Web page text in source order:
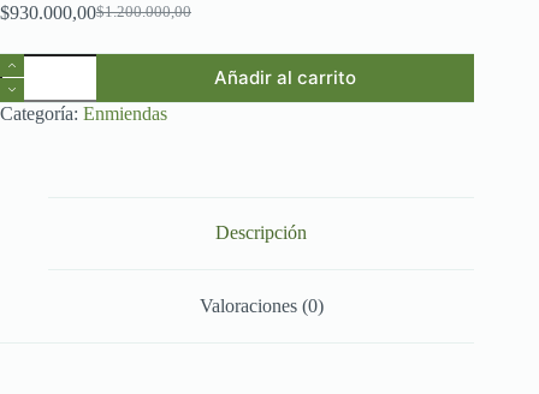
$1.200.000,00
El
$1.200.000,00.
$930.000,00El
$930.000,00.
05
-
Promocion
10+1
Añadir al carrito
Categoría: Enmiendas
Descripción
Valoraciones (0)